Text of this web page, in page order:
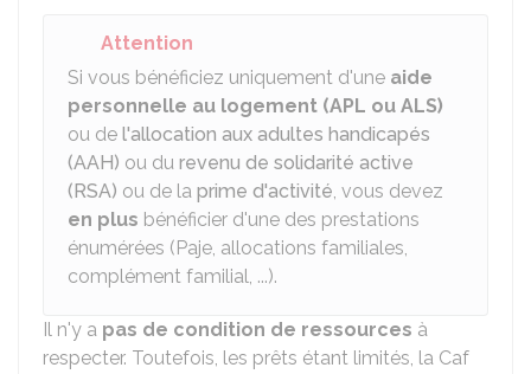
Attention
Si vous bénéficiez uniquement d'une aide
personnelle au logement (APL ou ALS)
ou de l'allocation aux adultes handicapés
(AAH) ou du revenu de solidarité active
(RSA) ou de la prime d'activité, vous devez
en plus bénéficier d'une des prestations
énumérées (Paje, allocations familiales,
complément familial, ...).
Il n'y a pas de condition de ressources à
respecter. Toutefois, les prêts étant limités, la Caf